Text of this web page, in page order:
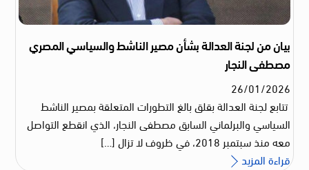
بيان من لجنة العدالة بشأن مصير الناشط والسياسي المصري
مصطفى النجار
26/01/2026
تتابع لجنة العدالة بقلق بالغ التطورات المتعلقة بمصير الناشط
السياسي والبرلماني السابق مصطفى النجار، الذي انقطع التواصل
معه منذ سبتمبر 2018، في ظروف لا تزال […]
قراءة المزيد